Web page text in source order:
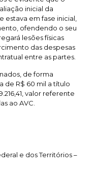
inicial da
estava em fase inicial,
ofendendo o seu
lesões físicas
das despesas
entre as partes.
de forma
de R$ 60 mil a título
valor referente
ao AVC.
e dos Territórios –